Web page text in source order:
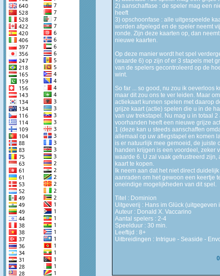
2) aanschaffase : de speler mag een
heeft
3) opschoonfase : alle uitgespeelde
worden afgelegd en de speler neemt
ronde. Zijn deze kaarten op, dan
nieuwe kaarten.
Op deze manier wordt het spel
(waarde 6) op zijn of er 3 stapels met
van de spelers gecontroleerd op de
wint.
So far ... so good, nu zou ik oeverloos
maar dit zou ons te ver leiden. Maar
actiekaart kunnen spelen met daarop
grijze kaart (actie) spelen die u in de
van uw trekstapel. Nu mag u in totaal
voorhanden heeft een nieuwe grijze
1 (deze kan u steeds aanschaffen
allemaal op uw aflegstapel en komen
is er natuurlijk mee gemoeid, de juiste
handen krijgen is een voordeel, zeker
waarde 6. U zal vaak gefrustreerd zijn,
kaart te kopen.
Ik neem aan dat het niet direct
aanraden om het gewoon een keertje
oneindige mogelijkheden van dit spel.
Titel : Dominion
Uitgeverij : Hans im Glück
Auteur : Donald X. Vaccarino
Aantal spelers : 2-4
Speelduur : 30 min.
Leeftijd : 8+
Uitbreidingen : Intrigue - Seaside -